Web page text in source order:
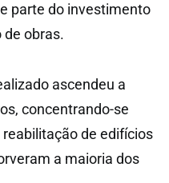
parte do investimento
de obras.
ascendeu a
concentrando-se
de edifícios
a maioria dos